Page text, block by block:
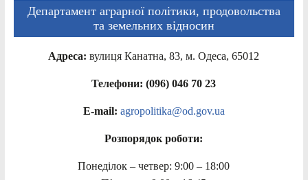
Департамент аграрної політики, продовольства
та земельних відносин
Адреса: вулиця Канатна, 83, м. Одеса, 65012
Телефони: (096) 046 70 23
E-mail: agropolitika@od.gov.ua
Розпорядок роботи:
Понеділок – четвер: 9:00 – 18:00